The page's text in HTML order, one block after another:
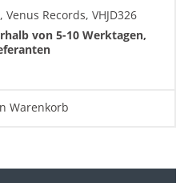
Venus Records, VHJD326
von 5-10 Werktagen,
Warenkorb